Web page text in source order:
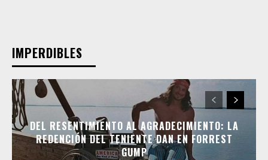
IMPERDIBLES
DEL RESENTIMIENTO AL AGRADECIMIENTO: LA
REDENCIÓN DEL TENIENTE DAN EN FORREST
GUMP